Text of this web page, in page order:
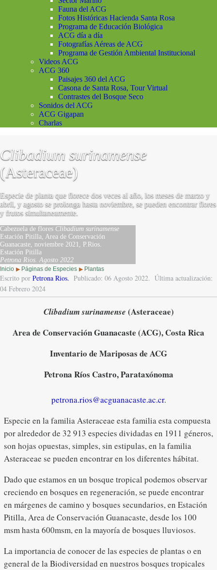
Fauna del ACG
Fotos Históricas Hacienda Santa Rosa
Programa de Educación Biológica
ACG día a día
Fotografías Aéreas de ACG
Programa de Gestión Ambiental Institucional
Videos ACG
ACG 360
Paisajes 360 del ACG
Casona de Santa Rosa, Tour Virtual
Contrastes del Bosque Seco
Sonidos del ACG
ACG Gigapan
Charlas
Clibadium surinamense
(Asteraceae)
Especie de planta que florece dos veces al año, los meses de marzo y
abril, y agosto se prolonga hasta noviembre, se pueden encontrar flores
y frutos simultaneamente.
Cabezuela de flores Clibadium surinamense
Estación Pitilla, Area de Conservación
Guanacaste, noviembre 2021, P.Rios.
Estación Pitilla
Petrona Rios. Agosto 2022
Inicio ▶ Páginas de Especies ▶ Plantas
Escrito por Petrona Rios. Publicado: 06 Agosto 2022. Última actualización:
04 Febrero 2024
Clibadium surinamense (Asteraceae)
Area de Conservación Guanacaste (ACG), Costa Rica
Inventario de Mariposas de ACG
Petrona Ríos Castro, Parataxónoma
petrona.rios@acguanacaste.ac.cr.
Especie en la familia Asteraceae esta familia esta compuesta
por alrededor de 32 913 especies dividadas en 1911 géneros,
son hojas opuestas, simples, sin estipulas, en la familia
Asteraceae se pueden encontrar en los diferentes hábitat.
Dado que estamos en un bosque tropical podemos observar
creciendo en bosques en regeneración, se puede encontrar
en márgenes de camino y bosques secundarios, en Estación
Pitilla, Area de Conservación Guanacaste, desde los 100
msm hasta 600msm, en la mayoría de bosques lluviosos.
La importancia de conocer de las especies de plantas o en
general de la Biodiversidad en nuestros bosques tropicales